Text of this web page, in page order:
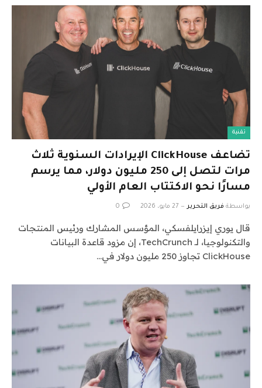
تقنية
تضاعف ClickHouse الإيرادات السنوية ثلاث
مرات لتصل إلى 250 مليون دولار، مما يرسم
مسارًا نحو الاكتتاب العام الأولي
بواسطة فريق التحرير 27 مايو، 2026 0
قال يوري إيزرايلفسكي، المؤسس المشارك ورئيس المنتجات
والتكنولوجيا، لـ TechCrunch، إن مزود قاعدة البيانات
ClickHouse تجاوز 250 مليون دولار في…